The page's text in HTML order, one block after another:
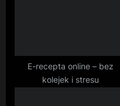
E-recepta online – bez
kolejek i stresu